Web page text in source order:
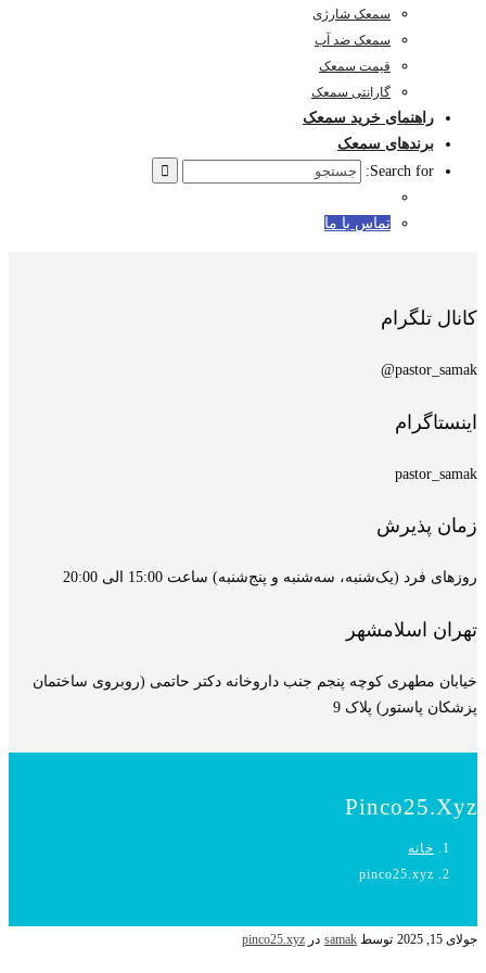
سمعک شارژی
سمعک ضد آب
قیمت سمعک
گارانتی سمعک
راهنمای خرید سمعک
برندهای سمعک
Search for:
تماس با ما
کانال تلگرام
pastor_samak@
اینستاگرام
pastor_samak
زمان پذیرش
روزهای فرد (یک‌شنبه، سه‌شنبه و پنج‌شنبه) ساعت 15:00 الی 20:00
تهران اسلامشهر
خیابان مطهری کوچه پنجم جنب داروخانه دکتر حاتمی (روبروی ساختمان
پزشکان پاستور) پلاک 9
Pinco25.xyz
خانه
pinco25.xyz
جولای 15, 2025 توسط samak در pinco25.xyz